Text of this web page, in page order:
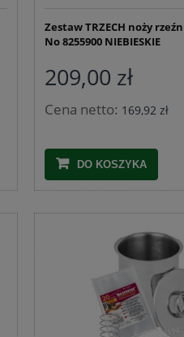
Czosnek granulowany 1 kg
31,34 zł
DO KOSZYKA
Zestaw TRZECH noży
No 8255900 NIEBIESKIE
209,00 zł
Cena netto: 169,92 zł
DO KOSZYKA